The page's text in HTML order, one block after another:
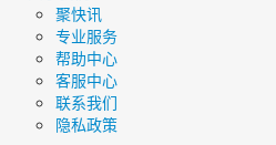
聚快讯
专业服务
帮助中心
客服中心
联系我们
隐私政策